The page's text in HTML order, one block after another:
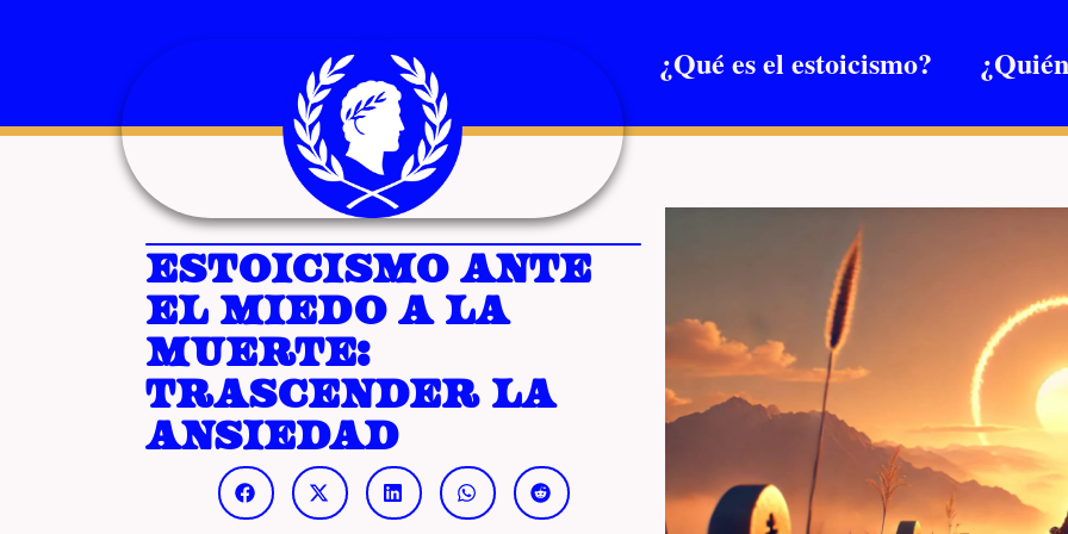
¿Qué es el estoicismo?
Estoicismo ante
el miedo a la
Muerte:
trascender la
Ansiedad